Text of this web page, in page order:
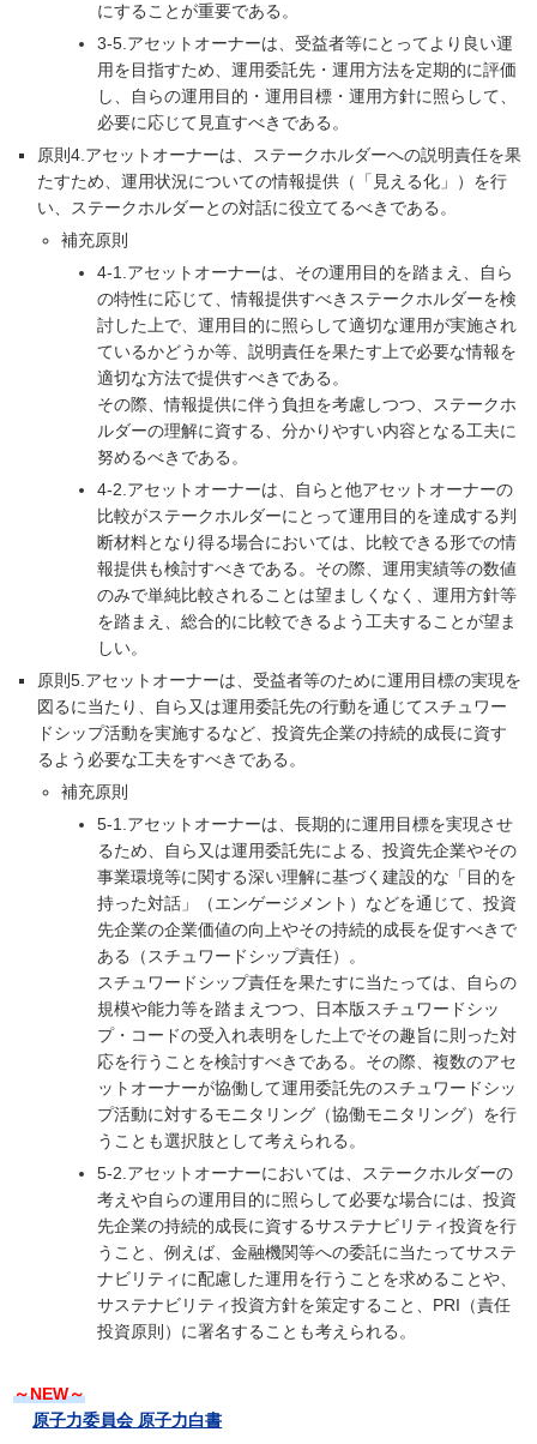
にすることが重要である。
3-5.アセットオーナーは、受益者等にとってより良い運
用を目指すため、運用委託先・運用方法を定期的に評価
し、自らの運用目的・運用目標・運用方針に照らして、
必要に応じて見直すべきである。
原則4.アセットオーナーは、ステークホルダーへの説明責任を果
たすため、運用状況についての情報提供（「見える化」）を行
い、ステークホルダーとの対話に役立てるべきである。
補充原則
4-1.アセットオーナーは、その運用目的を踏まえ、自ら
の特性に応じて、情報提供すべきステークホルダーを検
討した上で、運用目的に照らして適切な運用が実施され
ているかどうか等、説明責任を果たす上で必要な情報を
適切な方法で提供すべきである。
その際、情報提供に伴う負担を考慮しつつ、ステークホ
ルダーの理解に資する、分かりやすい内容となる工夫に
努めるべきである。
4-2.アセットオーナーは、自らと他アセットオーナーの
比較がステークホルダーにとって運用目的を達成する判
断材料となり得る場合においては、比較できる形での情
報提供も検討すべきである。その際、運用実績等の数値
のみで単純比較されることは望ましくなく、運用方針等
を踏まえ、総合的に比較できるよう工夫することが望ま
しい。
原則5.アセットオーナーは、受益者等のために運用目標の実現を
図るに当たり、自ら又は運用委託先の行動を通じてスチュワー
ドシップ活動を実施するなど、投資先企業の持続的成長に資す
るよう必要な工夫をすべきである。
補充原則
5-1.アセットオーナーは、長期的に運用目標を実現させ
るため、自ら又は運用委託先による、投資先企業やその
事業環境等に関する深い理解に基づく建設的な「目的を
持った対話」（エンゲージメント）などを通じて、投資
先企業の企業価値の向上やその持続的成長を促すべきで
ある（スチュワードシップ責任）。
スチュワードシップ責任を果たすに当たっては、自らの
規模や能力等を踏まえつつ、日本版スチュワードシッ
プ・コードの受入れ表明をした上でその趣旨に則った対
応を行うことを検討すべきである。その際、複数のアセ
ットオーナーが協働して運用委託先のスチュワードシッ
プ活動に対するモニタリング（協働モニタリング）を行
うことも選択肢として考えられる。
5-2.アセットオーナーにおいては、ステークホルダーの
考えや自らの運用目的に照らして必要な場合には、投資
先企業の持続的成長に資するサステナビリティ投資を行
うこと、例えば、金融機関等への委託に当たってサステ
ナビリティに配慮した運用を行うことを求めることや、
サステナビリティ投資方針を策定すること、PRI（責任
投資原則）に署名することも考えられる。
～NEW～
原子力委員会 原子力白書